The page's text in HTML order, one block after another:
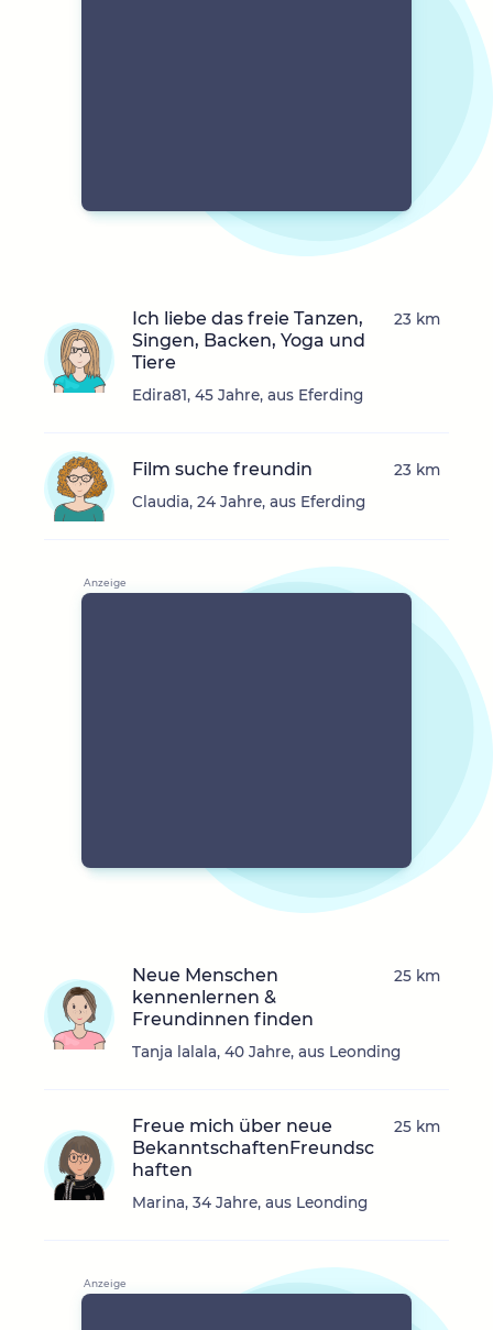
Ich liebe das freie Tanzen,
Singen, Backen, Yoga und
Tiere
Edira81, 45 Jahre, aus Eferding
23 km
Film suche freundin
Claudia, 24 Jahre, aus Eferding
23 km
Neue Menschen
kennenlernen &
Freundinnen finden
Tanja lalala, 40 Jahre, aus Leonding
25 km
Freue mich über neue
BekanntschaftenFreundsc
haften
Marina, 34 Jahre, aus Leonding
25 km